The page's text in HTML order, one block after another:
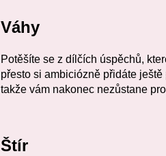
Váhy
Potěšíte se z dílčích úspěchů,
přesto si ambiciózně přidáte
takže vám nakonec nezůstane
Štír